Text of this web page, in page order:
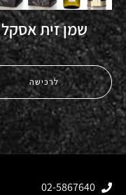
שמן זית אסקל
לרכישה
02-5867640